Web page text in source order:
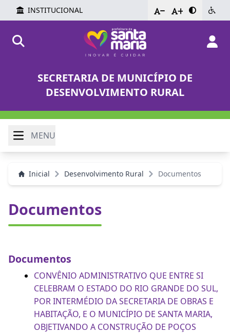
INSTITUCIONAL - +
SECRETARIA DE MUNICÍPIO DE
DESENVOLVIMENTO RURAL
MENU
Inicial Desenvolvimento Rural Documentos
Documentos
Documentos
CONVÊNIO ADMINISTRATIVO QUE ENTRE SI
CELEBRAM O ESTADO DO RIO GRANDE DO SUL,
POR INTERMÉDIO DA SECRETARIA DE OBRAS E
HABITAÇÃO, E O MUNICÍPIO DE SANTA MARIA,
OBJETIVANDO A CONSTRUÇÃO DE POÇOS